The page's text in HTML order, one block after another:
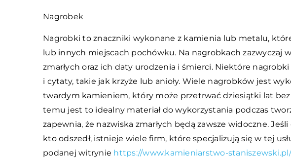
Nagrobek
Nagrobki to znaczniki wykonane z kamienia lub metalu,
lub innych miejscach pochówku. Na nagrobkach zazwyczaj
zmarłych oraz ich daty urodzenia i śmierci. Niektóre
i cytaty, takie jak krzyże lub anioły. Wiele nagrobków jest
twardym kamieniem, który może przetrwać dziesiątki lat bez
temu jest to idealny materiał do wykorzystania podczas
zapewnia, że nazwiska zmarłych będą zawsze widoczne.
kto odszedł, istnieje wiele firm, które specjalizują się w tej
podanej witrynie https://www.kamieniarstwo-